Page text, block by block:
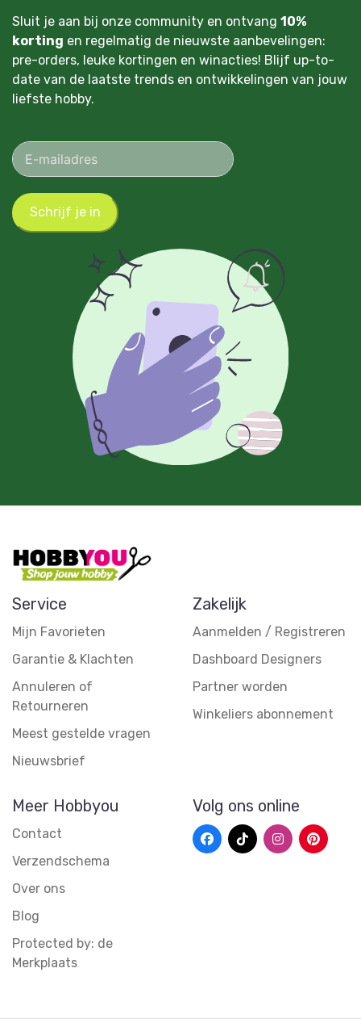
Sluit je aan bij onze community en ontvang 10%
korting en regelmatig de nieuwste aanbevelingen:
pre-orders, leuke kortingen en winacties! Blijf up-to-
date van de laatste trends en ontwikkelingen van jouw
liefste hobby.
Schrijf je in
Service
Mijn Favorieten
Garantie & Klachten
Annuleren of
Retourneren
Meest gestelde vragen
Nieuwsbrief
Zakelijk
Aanmelden / Registreren
Dashboard Designers
Partner worden
Winkeliers abonnement
Meer Hobbyou
Contact
Verzendschema
Over ons
Blog
Protected by: de
Merkplaats
Volg ons online